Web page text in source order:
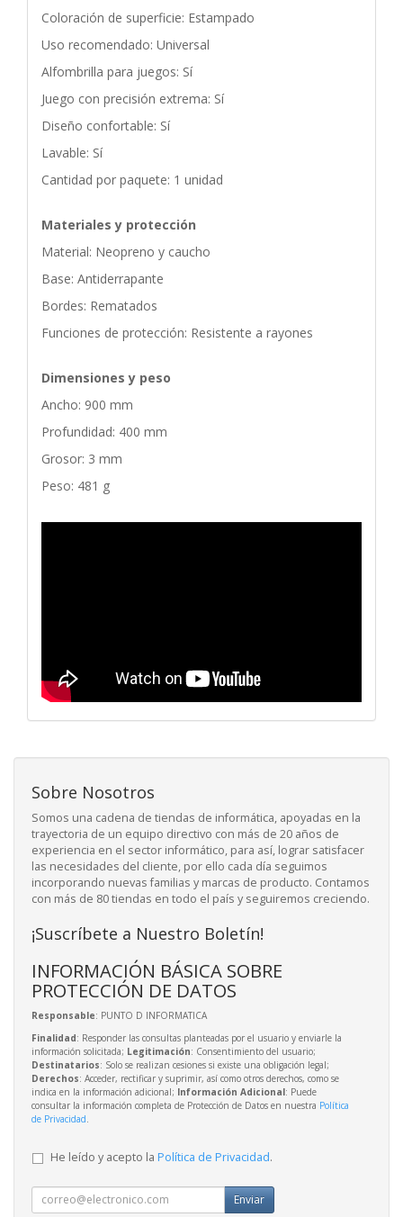
Coloración de superficie: Estampado
Uso recomendado: Universal
Alfombrilla para juegos: Sí
Juego con precisión extrema: Sí
Diseño confortable: Sí
Lavable: Sí
Cantidad por paquete: 1 unidad
Materiales y protección
Material: Neopreno y caucho
Base: Antiderrapante
Bordes: Rematados
Funciones de protección: Resistente a rayones
Dimensiones y peso
Ancho: 900 mm
Profundidad: 400 mm
Grosor: 3 mm
Peso: 481 g
Sobre Nosotros
Somos una cadena de tiendas de informática, apoyadas en la
trayectoria de un equipo directivo con más de 20 años de
experiencia en el sector informático, para así, lograr satisfacer
las necesidades del cliente, por ello cada día seguimos
incorporando nuevas familias y marcas de producto. Contamos
con más de 80 tiendas en todo el país y seguiremos creciendo.
¡Suscríbete a Nuestro Boletín!
INFORMACIÓN BÁSICA SOBRE
PROTECCIÓN DE DATOS
Responsable: PUNTO D INFORMATICA
Finalidad: Responder las consultas planteadas por el usuario y enviarle la
información solicitada; Legitimación: Consentimiento del usuario;
Destinatarios: Solo se realizan cesiones si existe una obligación legal;
Derechos: Acceder, rectificar y suprimir, así como otros derechos, como se
indica en la información adicional; Información Adicional: Puede
consultar la información completa de Protección de Datos en nuestra Política
de Privacidad.
He leído y acepto la Política de Privacidad.
Enviar